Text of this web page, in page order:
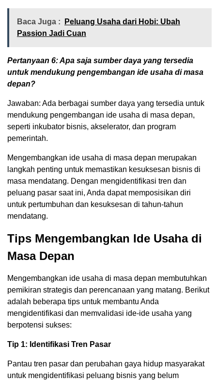
Baca Juga :
Peluang Usaha dari Hobi: Ubah
Passion Jadi Cuan
Pertanyaan 6: Apa saja sumber daya yang tersedia
untuk mendukung pengembangan ide usaha di masa
depan?
Jawaban: Ada berbagai sumber daya yang tersedia untuk
mendukung pengembangan ide usaha di masa depan,
seperti inkubator bisnis, akselerator, dan program
pemerintah.
Mengembangkan ide usaha di masa depan merupakan
langkah penting untuk memastikan kesuksesan bisnis di
masa mendatang. Dengan mengidentifikasi tren dan
peluang pasar saat ini, Anda dapat memposisikan diri
untuk pertumbuhan dan kesuksesan di tahun-tahun
mendatang.
Tips Mengembangkan Ide Usaha di
Masa Depan
Mengembangkan ide usaha di masa depan membutuhkan
pemikiran strategis dan perencanaan yang matang. Berikut
adalah beberapa tips untuk membantu Anda
mengidentifikasi dan memvalidasi ide-ide usaha yang
berpotensi sukses:
Tip 1: Identifikasi Tren Pasar
Pantau tren pasar dan perubahan gaya hidup masyarakat
untuk mengidentifikasi peluang bisnis yang belum